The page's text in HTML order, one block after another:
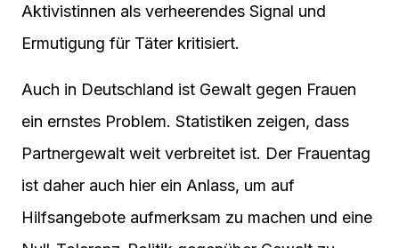
Aktivistinnen als verheerendes Signal und
Ermutigung für Täter kritisiert.
Auch in Deutschland ist Gewalt gegen Frauen
ein ernstes Problem. Statistiken zeigen, dass
Partnergewalt weit verbreitet ist. Der Frauentag
ist daher auch hier ein Anlass, um auf
Hilfsangebote aufmerksam zu machen und eine